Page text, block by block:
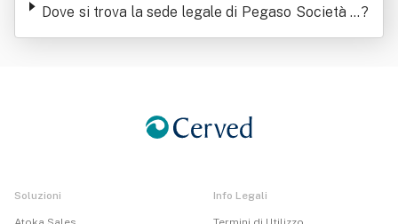
Dove si trova la sede legale di Pegaso Società C
ooperativa Sociale
?
Soluzioni Info Legali